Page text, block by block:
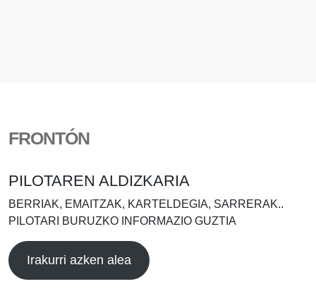
FRONTÓN
PILOTAREN ALDIZKARIA
BERRIAK, EMAITZAK, KARTELDEGIA, SARRERAK..
PILOTARI BURUZKO INFORMAZIO GUZTIA
Irakurri azken alea